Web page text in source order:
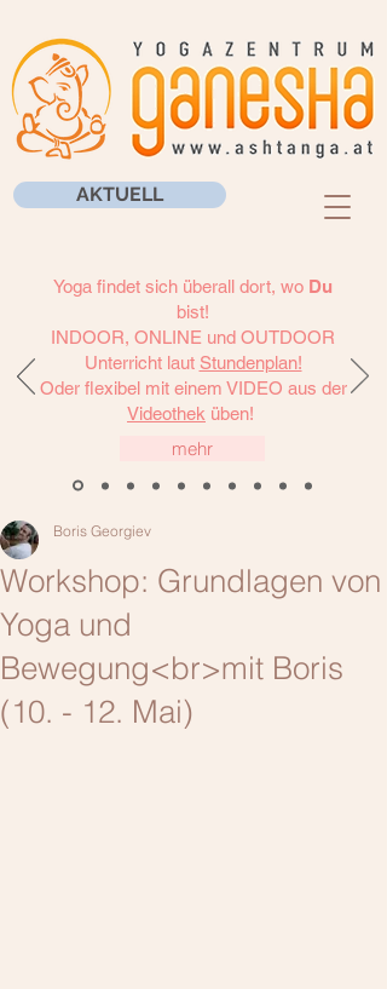
AKTUELL
Yoga findet sich überall dort, wo Du
bist!
INDOOR, ONLINE und OUTDOOR
Unterricht laut Stundenplan!
Oder flexibel mit einem VIDEO aus der
Videothek üben!
mehr
Workshop: Grundlagen von
Yoga und
Bewegung<br>mit Boris
(10. - 12. Mai)
Boris Georgiev